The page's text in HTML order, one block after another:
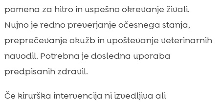
pomena za hitro in uspešno okrevanje živali.
Nujno je redno preverjanje očesnega stanja,
preprečevanje okužb in upoštevanje veterinarnih
navodil. Potrebna je dosledna uporaba
predpisanih zdravil.
Če kirurška intervencija ni izvedljiva ali